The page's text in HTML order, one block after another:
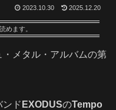
2023.10.30 2025.12.20
めます。
メタル・アルバムの第
ンド EXODUSのTempo